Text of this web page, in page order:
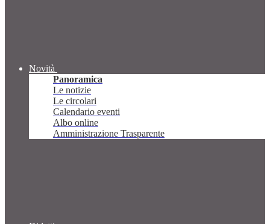
Novità
Panoramica
Le notizie
Le circolari
Calendario eventi
Albo online
Amministrazione Trasparente